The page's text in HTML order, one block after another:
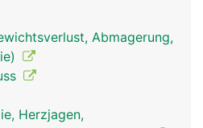
zwischen ist mit einer
gefüllt, sodass sich die
dehnen und
Abmagerung,
Herzjagen,